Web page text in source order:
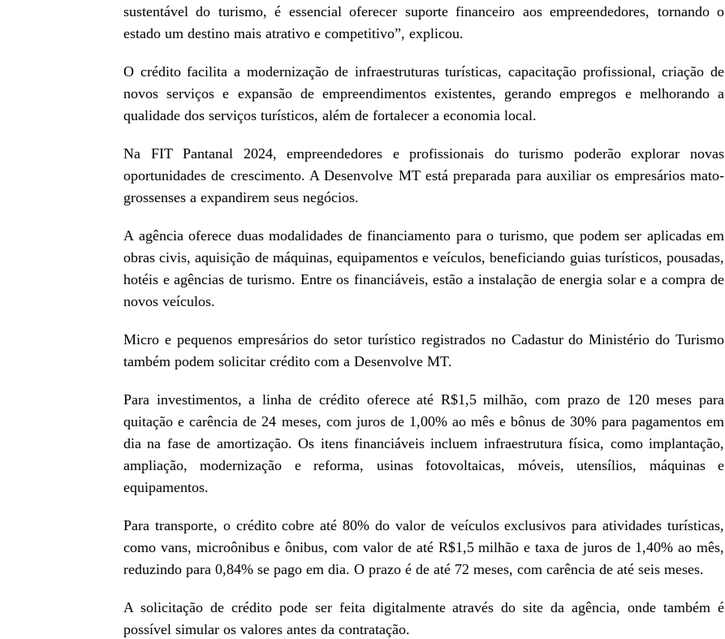
sustentável do turismo, é essencial oferecer suporte financeiro aos empreendedores, tornando o
estado um destino mais atrativo e competitivo”, explicou.
O crédito facilita a modernização de infraestruturas turísticas, capacitação profissional, criação de
novos serviços e expansão de empreendimentos existentes, gerando empregos e melhorando a
qualidade dos serviços turísticos, além de fortalecer a economia local.
Na FIT Pantanal 2024, empreendedores e profissionais do turismo poderão explorar novas
oportunidades de crescimento. A Desenvolve MT está preparada para auxiliar os empresários mato-
grossenses a expandirem seus negócios.
A agência oferece duas modalidades de financiamento para o turismo, que podem ser aplicadas em
obras civis, aquisição de máquinas, equipamentos e veículos, beneficiando guias turísticos, pousadas,
hotéis e agências de turismo. Entre os financiáveis, estão a instalação de energia solar e a compra de
novos veículos.
Micro e pequenos empresários do setor turístico registrados no Cadastur do Ministério do Turismo
também podem solicitar crédito com a Desenvolve MT.
Para investimentos, a linha de crédito oferece até R$1,5 milhão, com prazo de 120 meses para
quitação e carência de 24 meses, com juros de 1,00% ao mês e bônus de 30% para pagamentos em
dia na fase de amortização. Os itens financiáveis incluem infraestrutura física, como implantação,
ampliação, modernização e reforma, usinas fotovoltaicas, móveis, utensílios, máquinas e
equipamentos.
Para transporte, o crédito cobre até 80% do valor de veículos exclusivos para atividades turísticas,
como vans, microônibus e ônibus, com valor de até R$1,5 milhão e taxa de juros de 1,40% ao mês,
reduzindo para 0,84% se pago em dia. O prazo é de até 72 meses, com carência de até seis meses.
A solicitação de crédito pode ser feita digitalmente através do site da agência, onde também é
possível simular os valores antes da contratação.